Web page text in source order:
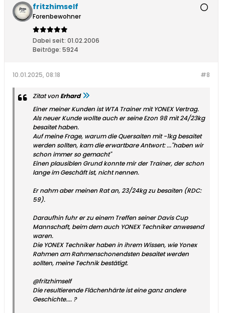
fritzhimself
Forenbewohner
Dabei seit: 01.02.2006
Beiträge: 5924
#8
10.01.2025, 08:18
Zitat vonErhard
Einer meiner Kunden ist WTA Trainer mit YONEX Vertrag.
Als neuer Kunde wollte auch er seine Ezon 98 mit 24/23kg
besaitet haben.
Auf meine Frage, warum die Quersaiten mit -1kg besaitet
werden sollten, kam die erwartbare Antwort: ..."haben wir
schon immer so gemacht"
Einen plausiblen Grund konnte mir der Trainer, der schon
lange im Geschäft ist, nicht nennen.
Er nahm aber meinen Rat an, 23/24kg zu besaiten (RDC:
59).
Daraufhin fuhr er zu einem Treffen seiner Davis Cup
Mannschaft, beim dem auch YONEX Techniker anwesend
waren.
Die YONEX Techniker haben in ihrem Wissen, wie Yonex
Rahmen am Rahmenschonendsten besaitet werden
sollten, meine Technik bestätigt.
@fritzhimself
Die resultierende Flächenhärte ist eine ganz andere
Geschichte.... ?